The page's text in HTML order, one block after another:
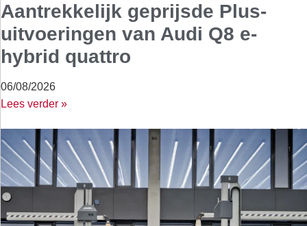
Aantrekkelijk geprijsde Plus-
uitvoeringen van Audi Q8 e-
hybrid quattro
06/08/2026
Lees verder »